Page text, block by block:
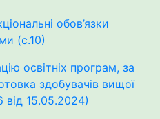
обов’язки
(с.10)
освітніх програм, за
здобувачів вищої
15.05.2024)